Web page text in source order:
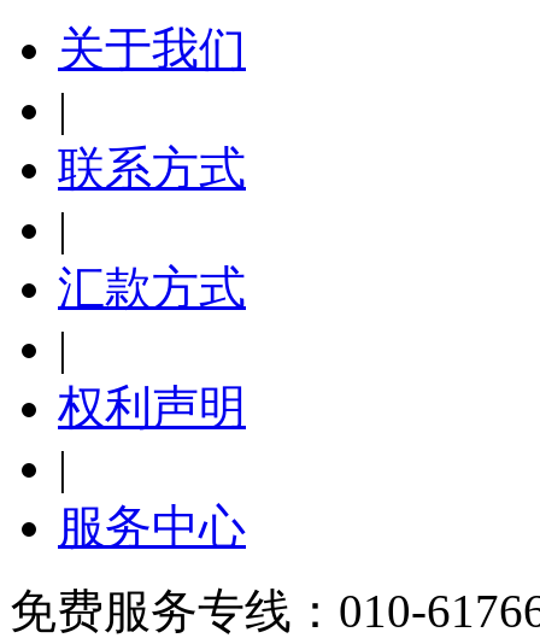
关于我们
|
联系方式
|
汇款方式
|
权利声明
|
服务中心
免费服务专线：010-